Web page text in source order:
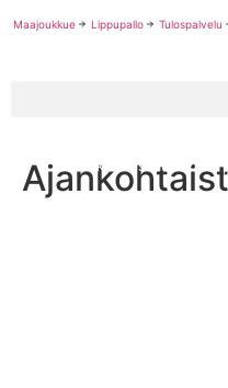
Maajoukkue Lippupallo Tulospalvelu
Jenkkifutiskausi 2021